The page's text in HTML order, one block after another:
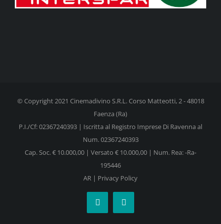
© Copyright 2021 Cinemadivino S.R.L. Corso Matteotti, 2 - 48018
Faenza (Ra)
P.I./Cf: 02367240393 | Iscritta al Registro Imprese Di Ravenna al
Num. 02367240393
Cap. Soc. € 10.000,00 | Versato € 10.000,00 | Num. Rea: -Ra-
195446
AR | Privacy Policy
FacebookInstagram